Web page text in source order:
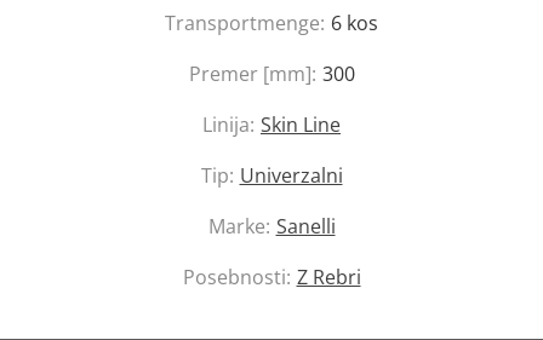
Transportmenge: 6 kos
Premer [mm]: 300
Linija: Skin Line
Tip: Univerzalni
Marke: Sanelli
Posebnosti: Z Rebri